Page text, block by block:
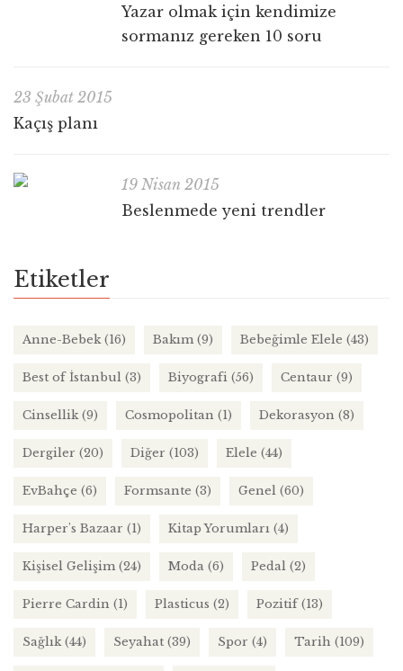
Yazar olmak için kendimize
sormanız gereken 10 soru
23 Şubat 2015
Kaçış planı
19 Nisan 2015
Beslenmede yeni trendler
Etiketler
Anne-Bebek(16) Bakım (9) Bebeğimle Elele (43)
Best of İstanbul (3) Biyografi (56) Centaur (9)
Cinsellik(9) Cosmopolitan (1) Dekorasyon (8)
Dergiler (20) Diğer (103) Elele (44)
EvBahçe (6) Formsante (3) Genel (60)
Harper's Bazaar (1) Kitap Yorumları (4)
Kişisel Gelişim (24) Moda (6) Pedal (2)
Pierre Cardin (1) Plasticus (2) Pozitif(13)
Sağlık(44) Seyahat (39) Spor (4) Tarih (109)